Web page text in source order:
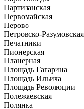
Партизанская
Первомайская
Перово
Петровско-Разумовская
Печатники
Пионерская
Планерная
Площадь Гагарина
Площадь Ильича
Площадь Революции
Полежаевская
Полянка